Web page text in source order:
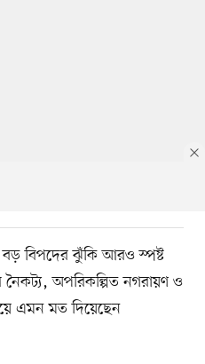
বড় বিপদের ঝুঁকি আরও স্পষ্ট
নৈকট্য, অপরিকল্পিত নগরায়ণ ও
এমন মত দিয়েছেন